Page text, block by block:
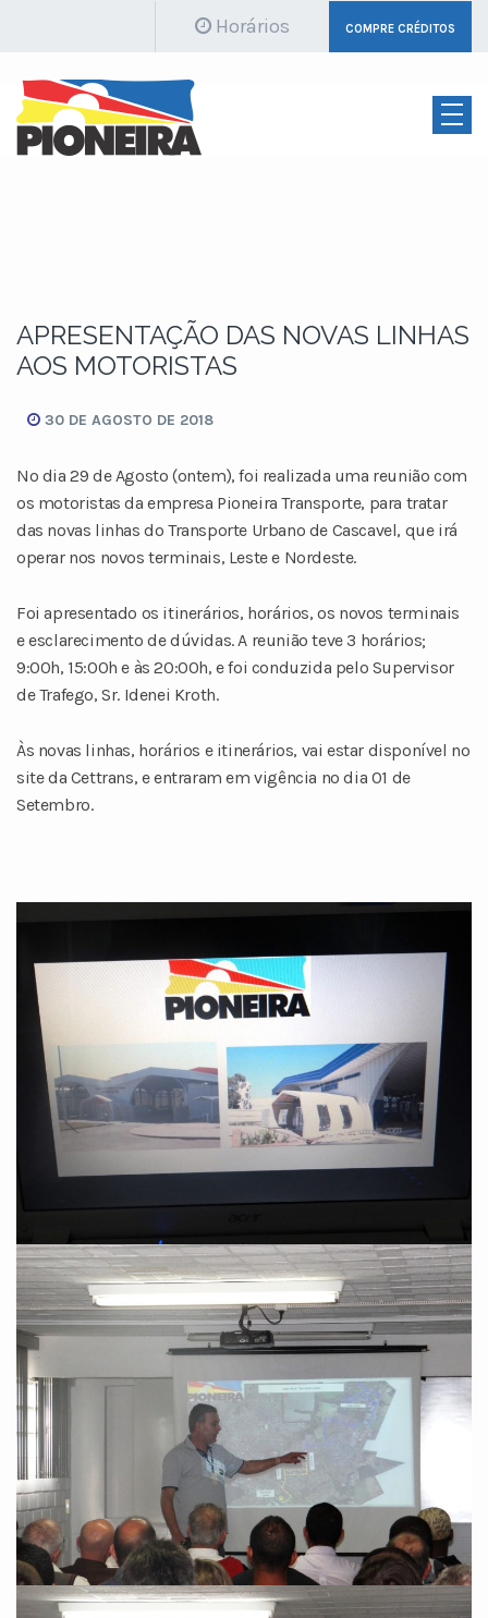
COMPRE CRÉDITOS
Horários
APRESENTAÇÃO DAS NOVAS LINHAS
AOS MOTORISTAS
30 DE AGOSTO DE 2018
No dia 29 de Agosto (ontem), foi realizada uma reunião com
os motoristas da empresa Pioneira Transporte, para tratar
das novas linhas do Transporte Urbano de Cascavel, que irá
operar nos novos terminais, Leste e Nordeste.
Foi apresentado os itinerários, horários, os novos terminais
e esclarecimento de dúvidas. A reunião teve 3 horários;
9:00h, 15:00h e às 20:00h, e foi conduzida pelo Supervisor
de Trafego, Sr. Idenei Kroth.
Às novas linhas, horários e itinerários, vai estar disponível no
site da Cettrans, e entraram em vigência no dia 01 de
Setembro.